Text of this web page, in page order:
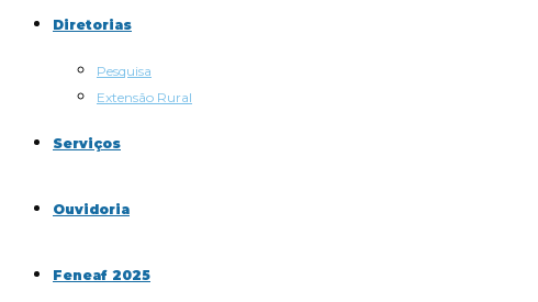
Diretorias
Pesquisa
Extensão Rural
Serviços
Ouvidoria
Feneaf 2025